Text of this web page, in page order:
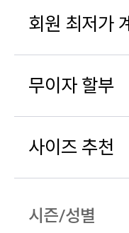
회원 최저가
무이자 할부
사이즈 추천
시즌/성별